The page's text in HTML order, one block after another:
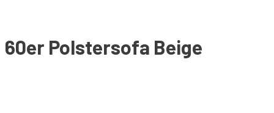
60er Polstersofa Beige